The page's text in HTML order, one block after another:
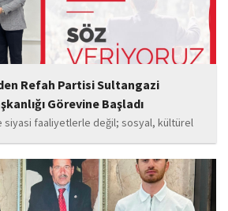
Refah Partisi Sultangazi
Görevine Başladı
siyasi faaliyetlerle değil; sosyal, kültürel
çalışmalarla da gençlerimizin
birlik ve beraberlik ruhunu daha
hayata geçirmek için ekip...